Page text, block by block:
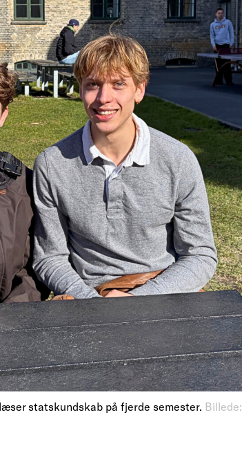
statskundskab på fjerde semester. Billede: